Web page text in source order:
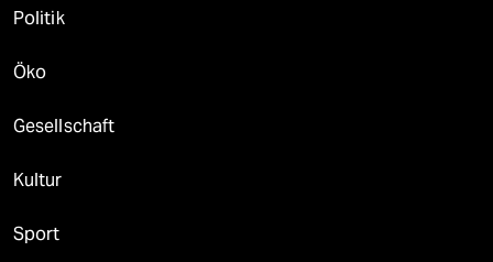
Politik
Öko
Gesellschaft
Kultur
Sport